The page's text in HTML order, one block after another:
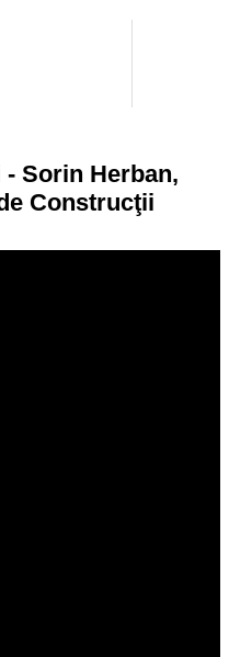
Sorin Herban,
Construcţii